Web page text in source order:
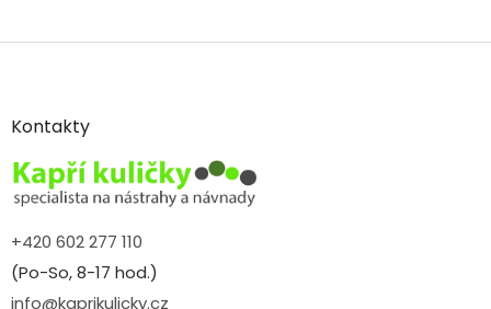
Z
aKontakty
+420 602 277 110
(Po-So, 8-17 hod.)
info@kaprikulicky.cz